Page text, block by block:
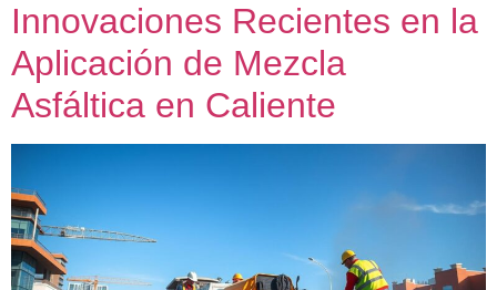
Innovaciones Recientes en la
Aplicación de Mezcla
Asfáltica en Caliente